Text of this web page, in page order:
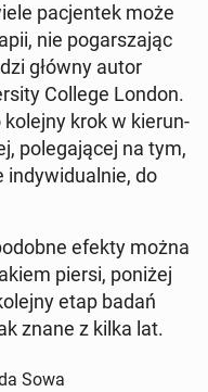
pa­cjen­tek może
nie po­gar­sza­jąc
główny autor
College London.
kolejny krok w kie­run­
po­le­ga­ją­cej na tym,
in­dy­wi­du­al­nie, do
efekty można
piersi, poniżej
etap badań
znane z kilka lat.
Sowa